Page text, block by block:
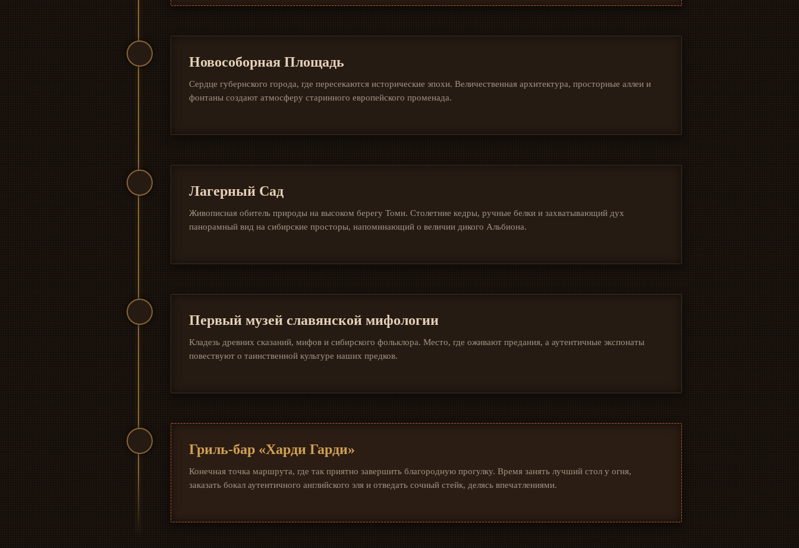
Новособорная Площадь
Сердце губернского города, где пересекаются исторические эпохи. Величественная архитектура, просторные аллеи и
фонтаны создают атмосферу старинного европейского променада.
Лагерный Сад
Живописная обитель природы на высоком берегу Томи. Столетние кедры, ручные белки и захватывающий дух
панорамный вид на сибирские просторы, напоминающий о величии дикого Альбиона.
Первый музей славянской мифологии
Кладезь древних сказаний, мифов и сибирского фольклора. Место, где оживают предания, а аутентичные экспонаты
повествуют о таинственной культуре наших предков.
Гриль-бар «Харди Гарди»
Конечная точка маршрута, где так приятно завершить благородную прогулку. Время занять лучший стол у огня,
заказать бокал аутентичного английского эля и отведать сочный стейк, делясь впечатлениями.